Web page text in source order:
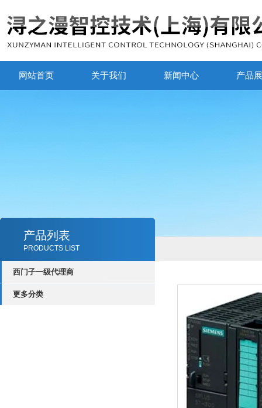
网站首页 关于我们 新闻中心 产品
产品列表
PRODUCTS LIST
西门子一级代理商
更多分类